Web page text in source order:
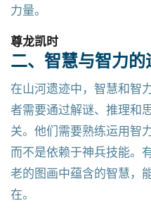
力量。
尊龙凯时
二、智慧与智力的
在山河遗迹中，智慧和智
者需要通过解谜、推理和
关。他们需要熟练运用智
而不是依赖于神兵技能。
老的图画中蕴含的智慧，
在。